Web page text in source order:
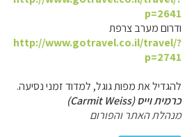
p=2641
ודרום מערב צרפת
http://www.gotravel.co.il/travel/?
p=2741
להגדיל את מפות גוגל, למדוד זמני נסיעה.
כרמית וייס (Carmit Weiss)
מנהלת האתר והפורום